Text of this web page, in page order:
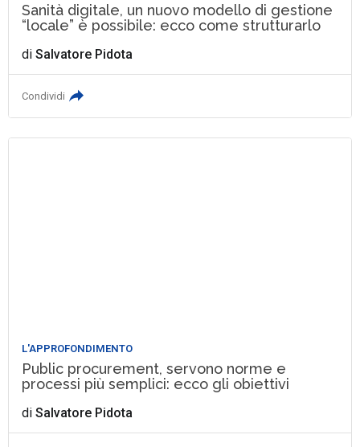
Sanità digitale, un nuovo modello di gestione
“locale” è possibile: ecco come strutturarlo
diSalvatore Pidota
Condividi
L'APPROFONDIMENTO
Public procurement, servono norme e
processi più semplici: ecco gli obiettivi
diSalvatore Pidota